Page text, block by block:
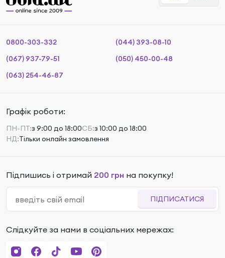
0800-303-332
(044) 393-08-10
(067) 937-79-51
(050) 450-00-48
(063) 254-46-87
Графік роботи:
ПН-ПТ:з 9:00 до 18:00СБ:з 10:00 до 18:00
НД:Тільки онлайн замовлення
Підпишись і отримай 200 грн на покупку!
ПІДПИСАТИСЯ
Слідкуйте за нами в соціальних мережах: